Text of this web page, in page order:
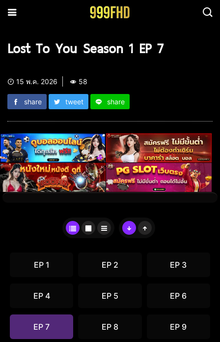
Lost To You Season 1 EP 7
15 พ.ค. 2026 58
share tweet share
EP 1 EP 2 EP 3
EP 4 EP 5 EP 6
EP 7 EP 8 EP 9